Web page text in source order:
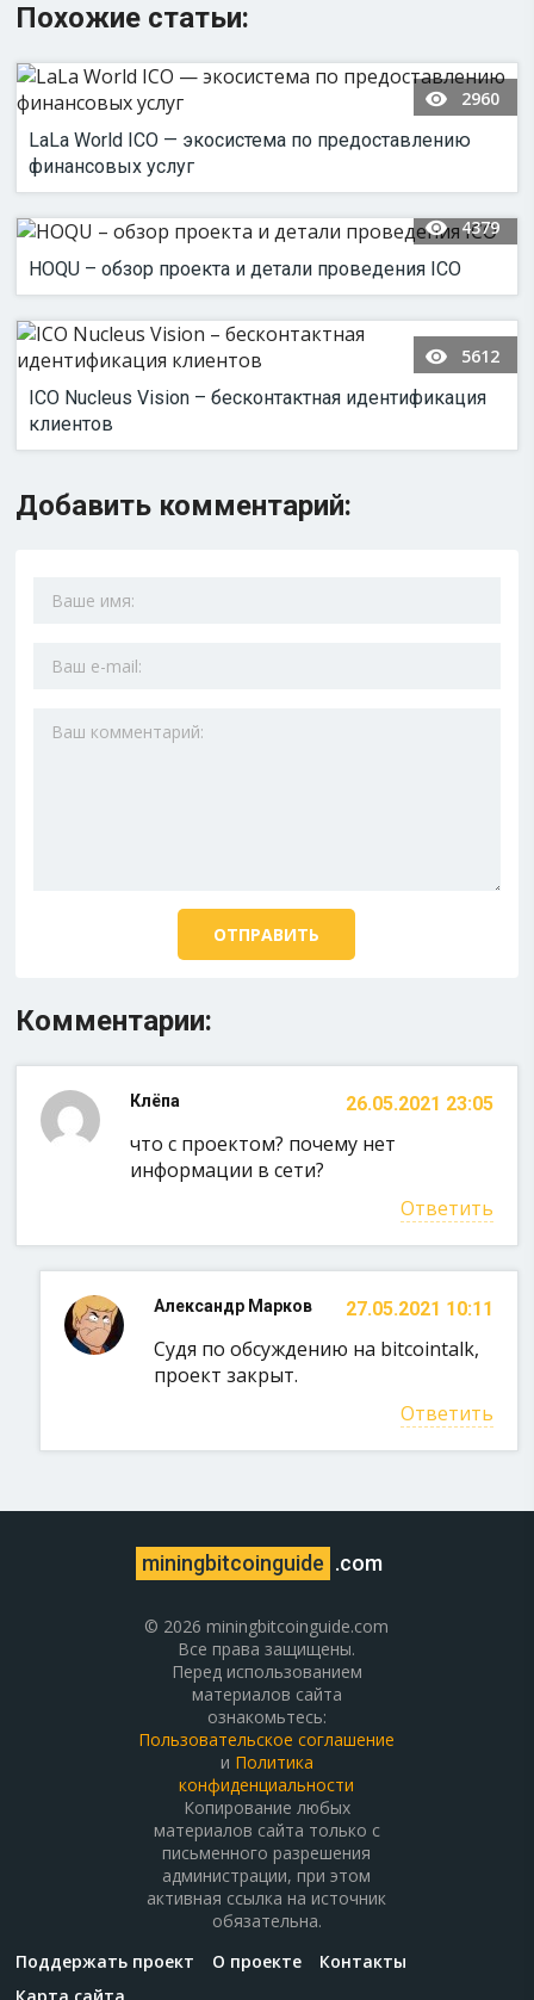
Похожие статьи:
2960
LaLa World ICO — экосистема по предоставлению
финансовых услуг
4379
HOQU – обзор проекта и детали проведения ICO
5612
ICO Nucleus Vision – бесконтактная идентификация
клиентов
Добавить комментарий:
Комментарии:
Клёпа 26.05.2021 23:05
что с проектом? почему нет
информации в сети?
Ответить
Александр Марков 27.05.2021 10:11
Судя по обсуждению на bitcointalk,
проект закрыт.
Ответить
miningbitcoinguide .com
© 2026 miningbitcoinguide.com
Все права защищены.
Перед использованием
материалов сайта
ознакомьтесь:
Пользовательское соглашение
и Политика
конфиденциальности
Копирование любых
материалов сайта только с
письменного разрешения
администрации, при этом
активная ссылка на источник
обязательна.
Поддержать проект
О проекте
Контакты